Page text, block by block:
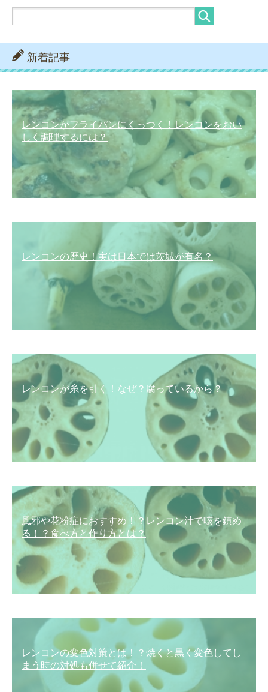
新着記事
レンコンがフライパンにくっつく！レンコンをおい
しく調理するには？
レンコンの歴史！実は日本では茨城が有名？
レンコンが糸を引く！なぜ？腐っているから？
風邪や花粉症におすすめ！？レンコン汁で咳を鎮め
る！？食べ方と作り方とは？
レンコンの変色対策とは！？焼くと黒く変色してし
まう時の対処も併せて紹介！